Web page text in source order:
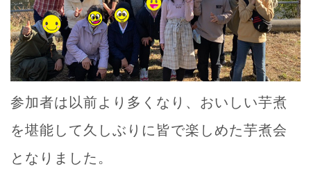
参加者は以前より多くなり、おいしい芋煮
を堪能して久しぶりに皆で楽しめた芋煮会
となりました。